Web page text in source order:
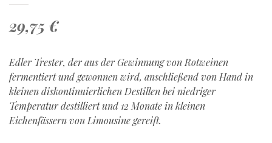
29,75 €
Edler Trester, der aus der Gewinnung von Rotweinen
fermentiert und gewonnen wird, anschließend von Hand in
kleinen diskontinuierlichen Destillen bei niedriger
Temperatur destilliert und 12 Monate in kleinen
Eichenfässern von Limousine gereift.